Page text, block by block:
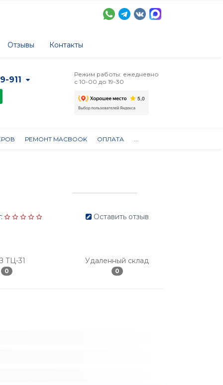
Отзывы Контакты
911
Режим работы: ежедневно
с 10-00 до 19-30
РЕМОНТ MACBOOK ОПЛАТА ...
ТЦ-31
0
Оставить отзыв
Удаленный склад
0